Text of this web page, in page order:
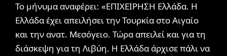
Το μήνυμα αναφέρει: «ΕΠΙΧΕΙΡΗΣΗ Ελλάδα. Η
Ελλάδα έχει απειλήσει την Τουρκία στο Αιγαίο
και την ανατ. Μεσόγειο. Τώρα απειλεί και για τη
διάσκεψη για τη Λιβύη. Η Ελλάδα άρχισε πάλι να